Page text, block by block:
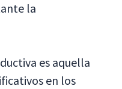
la
es aquella
en los